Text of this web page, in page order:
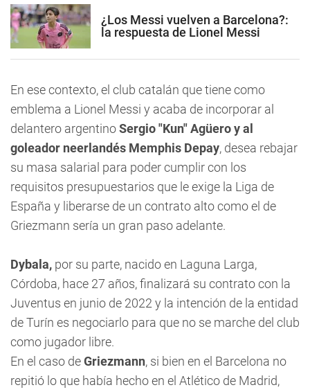
¿Los Messi vuelven a Barcelona?:
la respuesta de Lionel Messi
En ese contexto, el club catalán que tiene como
emblema a Lionel Messi y acaba de incorporar al
delantero argentinoSergio "Kun" Agüero y al
goleador neerlandés Memphis Depay, desea rebajar
su masa salarial para poder cumplir con los
requisitos presupuestarios que le exige la Liga de
España y liberarse de un contrato alto como el de
Griezmann sería un gran paso adelante.
Dybala, por su parte, nacido en Laguna Larga,
Córdoba, hace 27 años, finalizará su contrato con la
Juventus en junio de 2022 y la intención de la entidad
de Turín es negociarlo para que no se marche del club
como jugador libre.
En el caso deGriezmann, si bien en el Barcelona no
repitió lo que había hecho en el Atlético de Madrid,